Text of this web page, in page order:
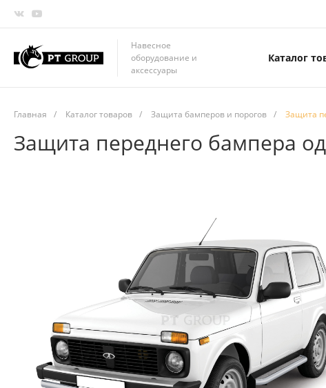
Навесное
оборудование и
аксессуары
Каталог
Главная / Каталог товаров / Защита бамперов и порогов / Защита
Защита переднего бампера